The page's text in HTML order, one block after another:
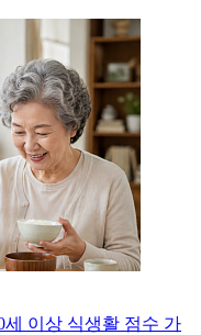
세 이상 식생활 점수 가